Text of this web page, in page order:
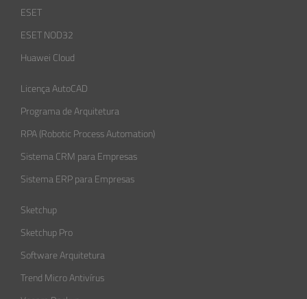
ESET
ESET NOD32
Huawei Cloud
Licença AutoCAD
Programa de Arquitetura
RPA (Robotic Process Automation)
Sistema CRM para Empresas
Sistema ERP para Empresas
Sketchup
Sketchup Pro
Software Arquitetura
Trend Micro Antivírus